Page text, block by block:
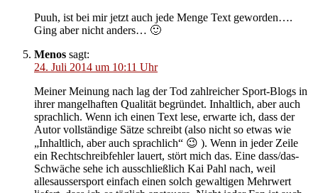
Puuh, ist bei mir jetzt auch jede Menge Text geworden….
Ging aber nicht anders… 🙂
Menos sagt:
24. Juli 2014 um 10:11 Uhr
Meiner Meinung nach lag der Tod zahlreicher Sport-Blogs in
ihrer mangelhaften Qualität begründet. Inhaltlich, aber auch
sprachlich. Wenn ich einen Text lese, erwarte ich, dass der
Autor vollständige Sätze schreibt (also nicht so etwas wie
„Inhaltlich, aber auch sprachlich“ 😉 ). Wenn in jeder Zeile
ein Rechtschreibfehler lauert, stört mich das. Eine dass/das-
Schwäche sehe ich ausschließlich Kai Pahl nach, weil
allesaussersport einfach einen solch gewaltigen Mehrwert